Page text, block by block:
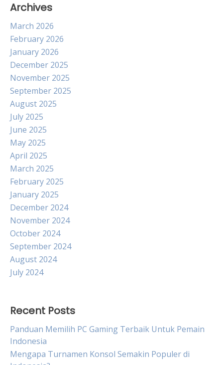
Archives
March 2026
February 2026
January 2026
December 2025
November 2025
September 2025
August 2025
July 2025
June 2025
May 2025
April 2025
March 2025
February 2025
January 2025
December 2024
November 2024
October 2024
September 2024
August 2024
July 2024
Recent Posts
Panduan Memilih PC Gaming Terbaik Untuk Pemain
Indonesia
Mengapa Turnamen Konsol Semakin Populer di